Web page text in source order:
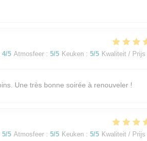
4/5 Atmosfeer : 5/5 Keuken : 5/5 Kwaliteit / Prijs
Une très bonne soirée à renouveler !
5/5 Atmosfeer : 5/5 Keuken : 5/5 Kwaliteit / Prijs